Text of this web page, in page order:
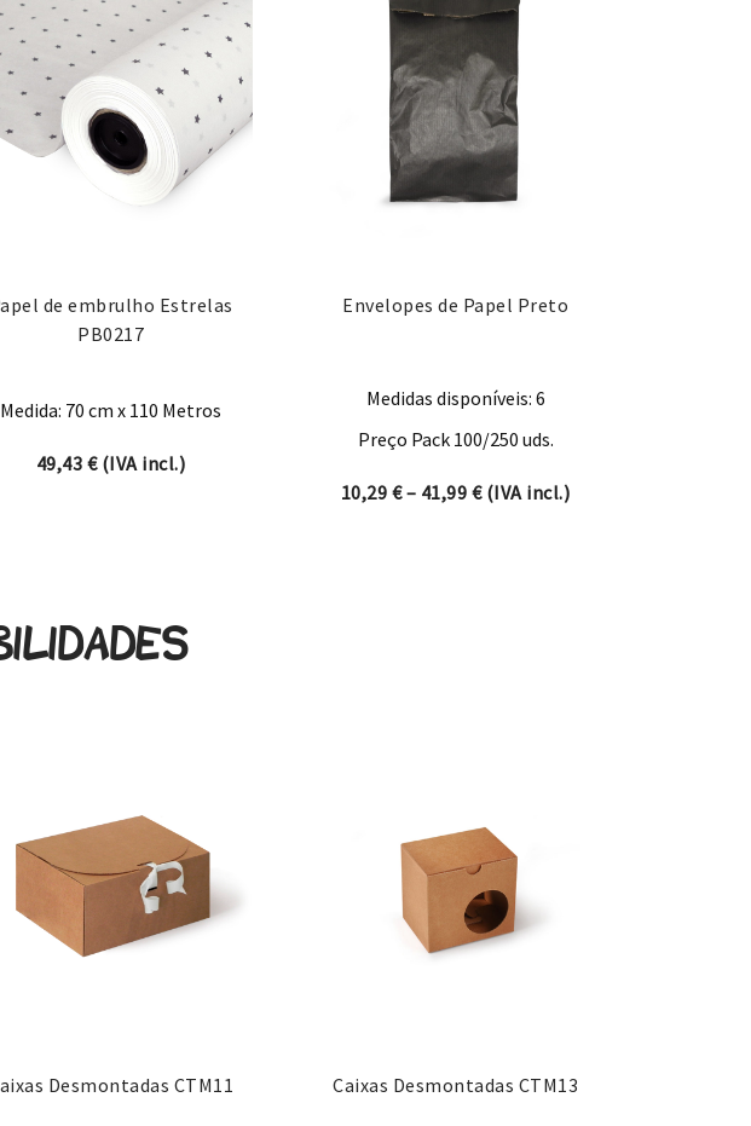
de embrulho Estrelas
PB0217
Medida: 70 cm x 110 Metros
49,43 €(IVA incl.)
Envelopes de Papel Preto
Medidas disponíveis: 6
Preço Pack 100/250 uds.
10,29 €– 41,99 €Price range: 10,29 € through
(IVA incl.)
Desmontadas CTM11 Caixas Desmontadas CTM13